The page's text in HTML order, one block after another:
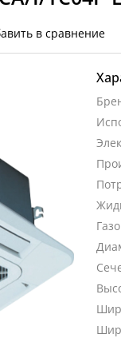
в сравнение